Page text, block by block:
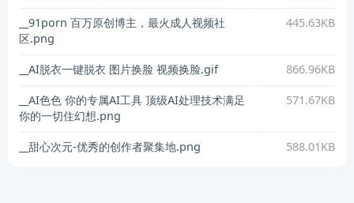
__91porn 百万原创博主，最火成人视频社
区.png
445.63KB
__AI脱衣一键脱衣 图片换脸 视频换脸.gif 866.96KB
__AI色色 你的专属AI工具 顶级AI处理技术满足
你的一切住幻想.png
571.67KB
__甜心次元-优秀的创作者聚集地.png 588.01KB